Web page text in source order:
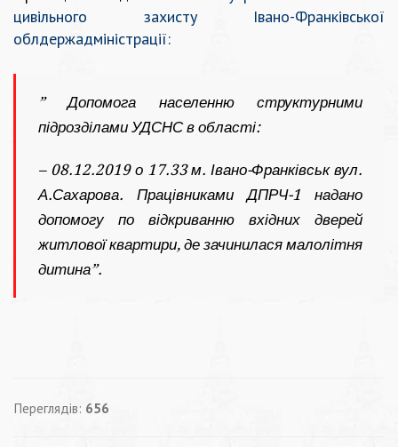
цивільного захисту Івано-Франківської
облдержадміністрації:
” Допомога населенню структурними
підрозділами УДСНС в області:
– 08.12.2019 о 17.33 м. Івано-Франківськ вул.
А.Сахарова. Працівниками ДПРЧ-1 надано
допомогу по відкриванню вхідних дверей
житлової квартири, де зачинилася малолітня
дитина”.
Переглядів: 656